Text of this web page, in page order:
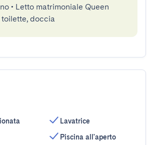
• Letto matrimoniale Queen
toilette, doccia
Lavatrice
Piscina all'aperto